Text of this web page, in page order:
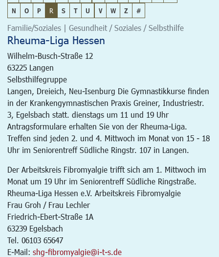
N
O P R S T U V W Z #
Familie/Soziales | Gesundheit / Soziales / Selbsthilfe
Rheuma-Liga Hessen
Wilhelm-Busch-Straße 12
63225 Langen
Selbsthilfegruppe
Langen, Dreieich, Neu-Isenburg Die Gymnastikkurse finden
in der Krankengymnastischen Praxis Greiner, Industriestr.
3, Egelsbach statt. dienstags um 11 und 19 Uhr
Antragsformulare erhalten Sie von der Rheuma-Liga.
Treffen sind jeden 2. und 4. Mittwoch im Monat von 15 - 18
Uhr im Seniorentreff Südliche Ringstr. 107 in Langen.
Der Arbeitskreis Fibromyalgie trifft sich am 1. Mittwoch im
Monat um 19 Uhr im Seniorentreff Südliche Ringstraße.
Rheuma-Liga Hessen e.V. Arbeitskreis Fibromyalgie
Frau Groh / Frau Lechler
Friedrich-Ebert-Straße 1A
63239 Egelsbach
Tel. 06103 65647
E-Mail: shg-fibromyalgie@i-t-s.de